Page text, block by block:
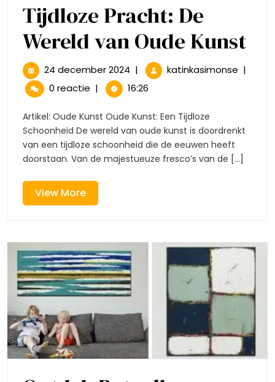
Tijdloze Pracht: De
Wereld van Oude Kunst
24 december 2024 24
december
| katinkasimonse Tijdloze
Oude
|
0 reactie | 16:26
Artikel: Oude Kunst Oude Kunst: Een Tijdloze
Schoonheid De wereld van oude kunst is doordrenkt
van een tijdloze schoonheid die de eeuwen heeft
doorstaan. Van de majestueuze fresco’s van de [...]
View MoreView
More